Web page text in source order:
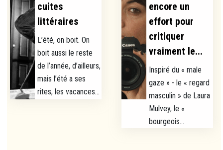
cuites
littéraires
L’été, on boit. On
boit aussi le reste
de l’année, d’ailleurs,
mais l’été a ses
rites, les vacances...
encore un
effort pour
critiquer
vraiment le...
Inspiré du « male
gaze » - le « regard
masculin » de Laura
Mulvey, le «
bourgeois...